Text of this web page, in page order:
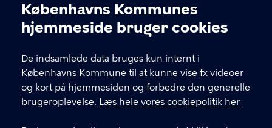
Cookieindstillinger
Københavns Kommunes
hjemmeside bruger cookies
De indsamlede data bruges kun internt i
Københavns Kommune til at kunne vise fx videoer
og kort på hjemmesiden og forbedre den generelle
brugeroplevelse. Læs hele vores cookiepolitik her
Københavns Kommune
KONTAKT